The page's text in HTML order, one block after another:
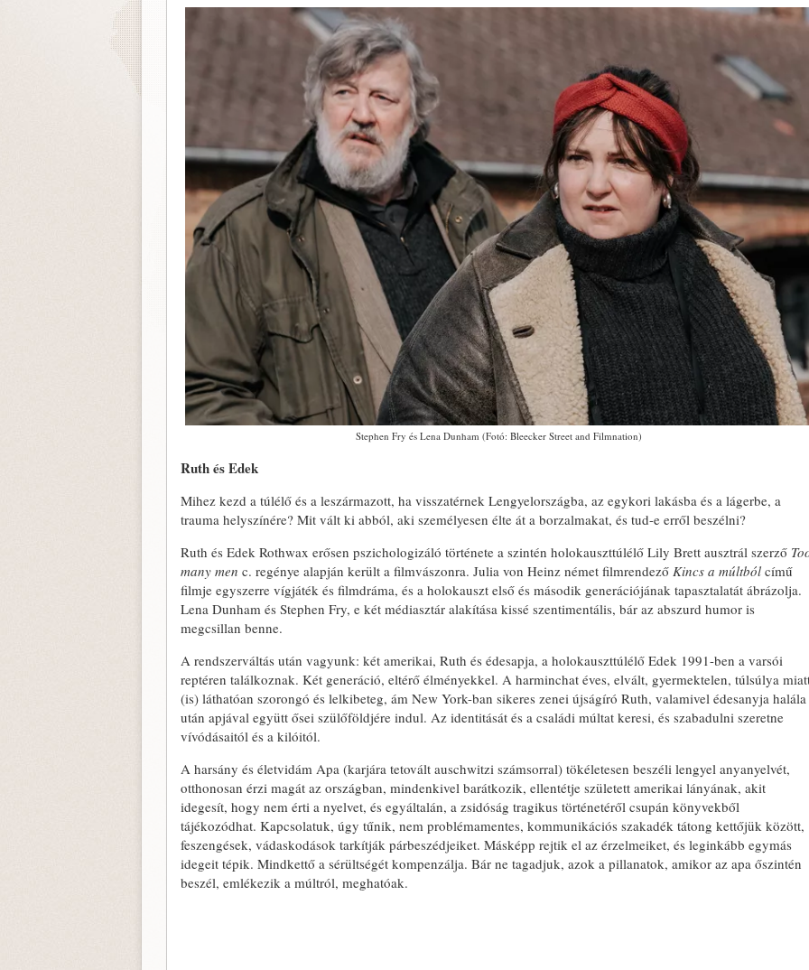
Stephen Fry és Lena Dunham (Fotó: Bleecker Street and Filmnation)
Ruth és Edek
Mihez kezd a túlélő és a leszármazott, ha visszatérnek Lengyelországba, az egykori lakásba és a lágerbe, a
trauma helyszínére? Mit vált ki abból, aki személyesen élte át a borzalmakat, és tud-e erről beszélni?
Ruth és Edek Rothwax erősen pszichologizáló története a szintén holokauszttúlélő Lily Brett ausztrál szerző
many men c. regénye alapján került a filmvászonra. Julia von Heinz német filmrendező Kincs a múltból című
filmje egyszerre vígjáték és filmdráma, és a holokauszt első és második generációjának tapasztalatát ábrázolja.
Lena Dunham és Stephen Fry, e két médiasztár alakítása kissé szentimentális, bár az abszurd humor is
megcsillan benne.
A rendszerváltás után vagyunk: két amerikai, Ruth és édesapja, a holokauszttúlélő Edek 1991-ben a varsói
reptéren találkoznak. Két generáció, eltérő élményekkel. A harminchat éves, elvált, gyermektelen, túlsúlya
(is) láthatóan szorongó és lelkibeteg, ám New York-ban sikeres zenei újságíró Ruth, valamivel édesanyja halála
után apjával együtt ősei szülőföldjére indul. Az identitását és a családi múltat keresi, és szabadulni szeretne
vívódásaitól és a kilóitól.
A harsány és életvidám Apa (karjára tetovált auschwitzi számsorral) tökéletesen beszéli lengyel anyanyelvét,
otthonosan érzi magát az országban, mindenkivel barátkozik, ellentétje született amerikai lányának, akit
idegesít, hogy nem érti a nyelvet, és egyáltalán, a zsidóság tragikus történetéről csupán könyvekből
tájékozódhat. Kapcsolatuk, úgy tűnik, nem problémamentes, kommunikációs szakadék tátong kettőjük között,
feszengések, vádaskodások tarkítják párbeszédjeiket. Másképp rejtik el az érzelmeiket, és leginkább egymás
idegeit tépik. Mindkettő a sérültségét kompenzálja. Bár ne tagadjuk, azok a pillanatok, amikor az apa őszintén
beszél, emlékezik a múltról, meghatóak.